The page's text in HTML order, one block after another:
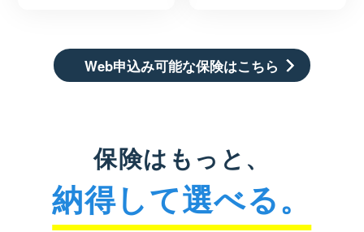
Web申込み可能な保険はこちら
保険はもっと、
納得して選べる。